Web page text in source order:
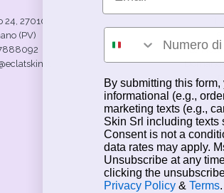
24, 27010,
(PV)
La
Inserisci il numero
By submitting this
informational (e.g.,
marketing texts (e.g.,
Skin Srl including texts
Consent is not a
data rates may apply.
Unsubscribe at any
clicking the
Privacy Policy & Terms.